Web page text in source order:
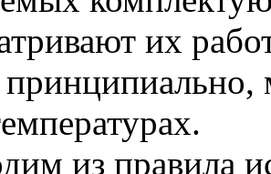
их
принципиально,
из правила